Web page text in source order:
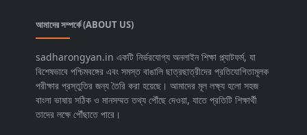
আমাদের সম্পর্কে (ABOUT US)
sadharongyan.in একটি নির্ভরযোগ্য অনলাইন শিক্ষা প্ল্যাটফর্ম, যা
বিশেষভাবে পশ্চিমবঙ্গের এবং সমস্ত বাঙালি ছাত্রছাত্রীদের প্রতিযোগিতামূলক
পরীক্ষার প্রস্তুতির জন্য তৈরি করা হয়েছে। আমাদের মূল লক্ষ্য হলো সহজ
বাংলা ভাষায় সঠিক ও মানসম্মত তথ্য পৌঁছে দেওয়া, যাতে প্রতিটি শিক্ষার্থী
তাদের লক্ষে পৌঁছাতে পারে।